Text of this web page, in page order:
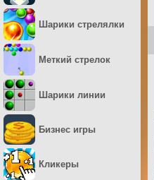
Шарики стрелялки
Меткий стрелок
Шарики линии
Бизнес игры
Кликеры